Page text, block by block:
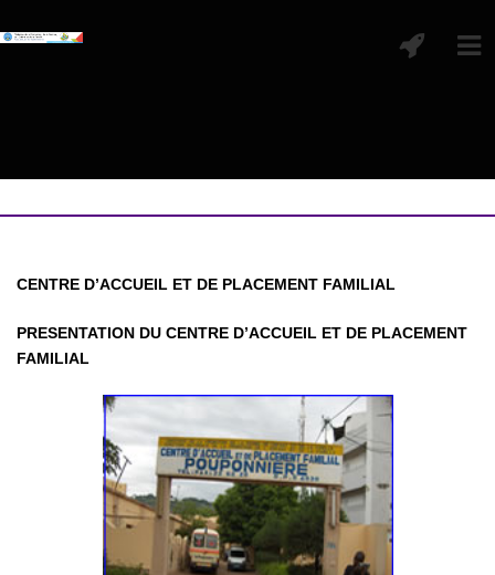
CENTRE D’ACCUEIL ET DE PLACEMENT FAMILIAL
PRESENTATION DU CENTRE D’ACCUEIL ET DE PLACEMENT
FAMILIAL